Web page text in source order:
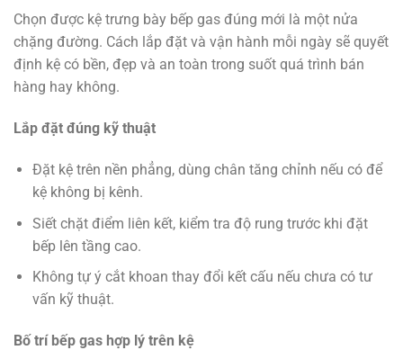
Chọn được kệ trưng bày bếp gas đúng mới là một nửa
chặng đường. Cách lắp đặt và vận hành mỗi ngày sẽ quyết
định kệ có bền, đẹp và an toàn trong suốt quá trình bán
hàng hay không.
Lắp đặt đúng kỹ thuật
Đặt kệ trên nền phẳng, dùng chân tăng chỉnh nếu có để
kệ không bị kênh.
Siết chặt điểm liên kết, kiểm tra độ rung trước khi đặt
bếp lên tầng cao.
Không tự ý cắt khoan thay đổi kết cấu nếu chưa có tư
vấn kỹ thuật.
Bố trí bếp gas hợp lý trên kệ